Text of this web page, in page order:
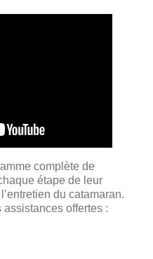
complète de
étape de leur
du catamaran.
offertes :